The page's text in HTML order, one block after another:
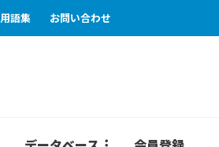
用語集 お問い合わせ